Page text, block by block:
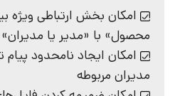
امکان بخش ارتباطی ویژه
محصول» با «مدیر یا مدیران»
امکان ایجاد نامحدود پیام
مدیران مربوطه